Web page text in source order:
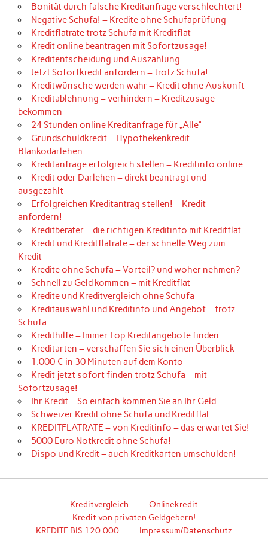
Bonität durch falsche Kreditanfrage verschlechtert!
Negative Schufa! – Kredite ohne Schufaprüfung
Kreditflatrate trotz Schufa mit Kreditflat
Kredit online beantragen mit Sofortzusage!
Kreditentscheidung und Auszahlung
Jetzt Sofortkredit anfordern – trotz Schufa!
Kreditwünsche werden wahr – Kredit ohne Auskunft
Kreditablehnung – verhindern – Kreditzusage
bekommen
24 Stunden online Kreditanfrage für „Alle“
Grundschuldkredit – Hypothekenkredit –
Blankodarlehen
Kreditanfrage erfolgreich stellen – Kreditinfo online
Kredit oder Darlehen – direkt beantragt und
ausgezahlt
Erfolgreichen Kreditantrag stellen! – Kredit
anfordern!
Kreditberater – die richtigen Kreditinfo mit Kreditflat
Kredit und Kreditflatrate – der schnelle Weg zum
Kredit
Kredite ohne Schufa – Vorteil? und woher nehmen?
Schnell zu Geld kommen – mit Kreditflat
Kredite und Kreditvergleich ohne Schufa
Kreditauswahl und Kreditinfo und Angebot – trotz
Schufa
Kredithilfe – Immer Top Kreditangebote finden
Kreditarten – verschaffen Sie sich einen Überblick
1.000 € in 30 Minuten auf dem Konto
Kredit jetzt sofort finden trotz Schufa – mit
Sofortzusage!
Ihr Kredit – So einfach kommen Sie an Ihr Geld
Schweizer Kredit ohne Schufa und Kreditflat
KREDITFLATRATE – von Kreditinfo – das erwartet Sie!
5000 Euro Notkredit ohne Schufa!
Dispo und Kredit – auch Kreditkarten umschulden!
Kreditvergleich
Onlinekredit
Kredit von privaten Geldgebern!
KREDITE BIS 120.000
Impressum/Datenschutz